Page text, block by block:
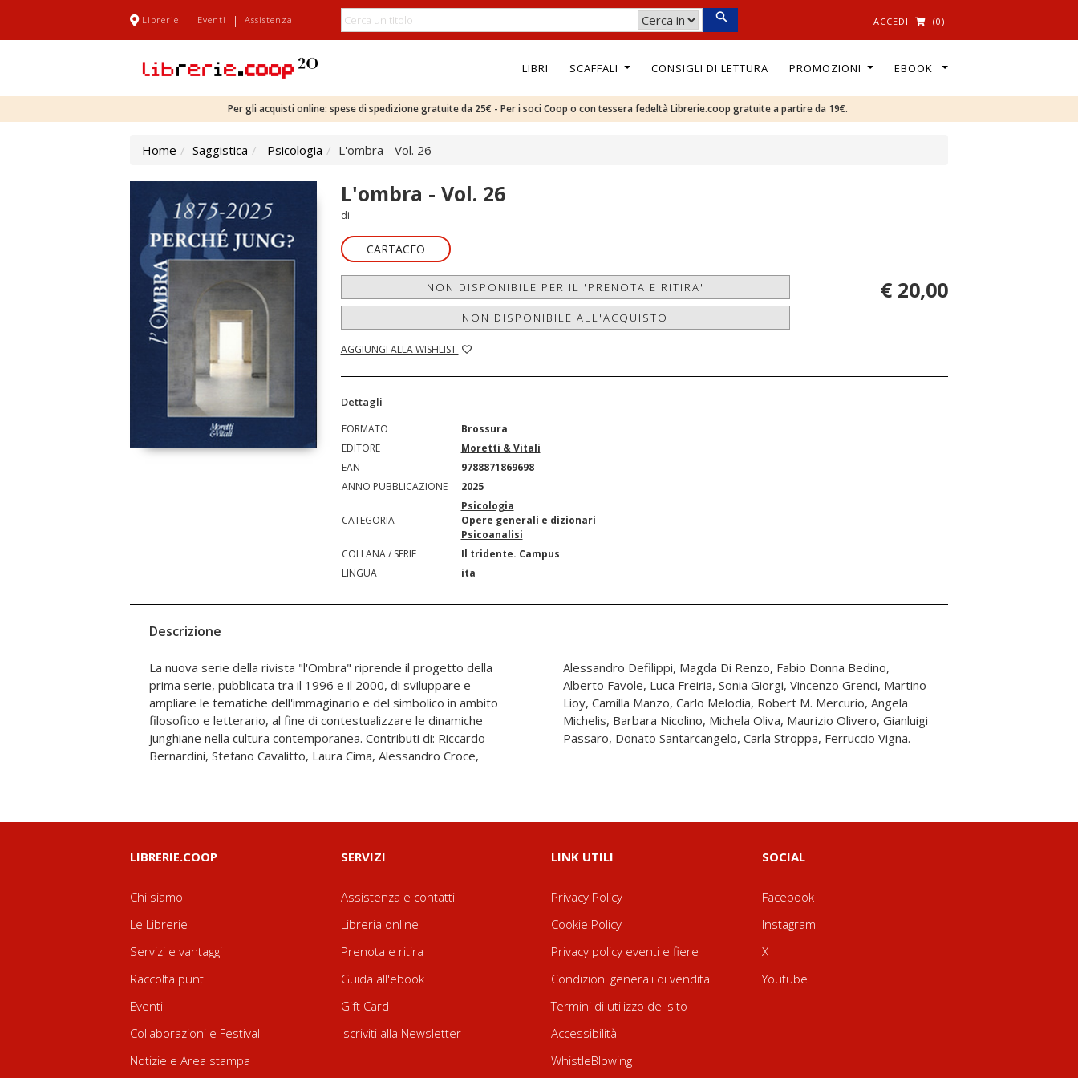
Librerie | Eventi | Assistenza ACCEDI (0)
LIBRI SCAFFALI CONSIGLI DI LETTURA PROMOZIONI EBOOK
Per gli acquisti online: spese di spedizione gratuite da 25€ - Per i soci Coop o con tessera fedeltà Librerie.coop gratuite a partire da 19€.
Home Saggistica Psicologia L'ombra - Vol. 26
L'ombra - Vol. 26
di
CARTACEO
NON DISPONIBILE PER IL 'PRENOTA E RITIRA'
NON DISPONIBILE ALL'ACQUISTO
AGGIUNGI ALLA WISHLIST
€ 20,00
Dettagli
FORMATO
Brossura
EDITORE
Moretti & Vitali
EAN
9788871869698
ANNO PUBBLICAZIONE
2025
CATEGORIA
Psicologia
Opere generali e dizionari
Psicoanalisi
COLLANA / SERIE
Il tridente. Campus
LINGUA
ita
Descrizione
La nuova serie della rivista "l'Ombra" riprende il progetto della
prima serie, pubblicata tra il 1996 e il 2000, di sviluppare e
ampliare le tematiche dell'immaginario e del simbolico in ambito
filosofico e letterario, al fine di contestualizzare le dinamiche
junghiane nella cultura contemporanea. Contributi di: Riccardo
Bernardini, Stefano Cavalitto, Laura Cima, Alessandro Croce,
Alessandro Defilippi, Magda Di Renzo, Fabio Donna Bedino,
Alberto Favole, Luca Freiria, Sonia Giorgi, Vincenzo Grenci, Martino
Lioy, Camilla Manzo, Carlo Melodia, Robert M. Mercurio, Angela
Michelis, Barbara Nicolino, Michela Oliva, Maurizio Olivero, Gianluigi
Passaro, Donato Santarcangelo, Carla Stroppa, Ferruccio Vigna.
LIBRERIE.COOP
Chi siamo
Le Librerie
Servizi e vantaggi
Raccolta punti
Eventi
Collaborazioni e Festival
Notizie e Area stampa
SERVIZI
Assistenza e contatti
Libreria online
Prenota e ritira
Guida all'ebook
Gift Card
Iscriviti alla Newsletter
LINK UTILI
Privacy Policy
Cookie Policy
Privacy policy eventi e fiere
Condizioni generali di vendita
Termini di utilizzo del sito
Accessibilità
WhistleBlowing
SOCIAL
Facebook
Instagram
X
Youtube